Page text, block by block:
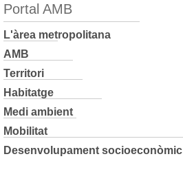
Portal AMB
L'àrea metropolitana
AMB
Territori
Habitatge
Medi ambient
Mobilitat
Desenvolupament socioeconòmic